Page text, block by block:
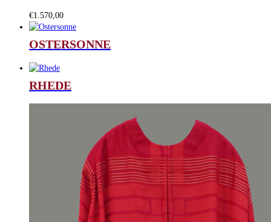
€1.570,00
OSTERSONNE
RHEDE